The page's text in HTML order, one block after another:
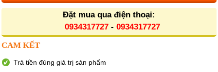
Đặt mua qua điện thoại:
0934317727- 0934317727
CAM KẾT
Trả tiền đúng giá trị sản phẩm